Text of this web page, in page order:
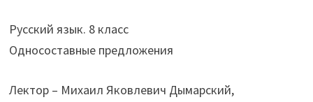
Русский язык. 8 класс
Односоставные предложения
Лектор – Михаил Яковлевич Дымарский,